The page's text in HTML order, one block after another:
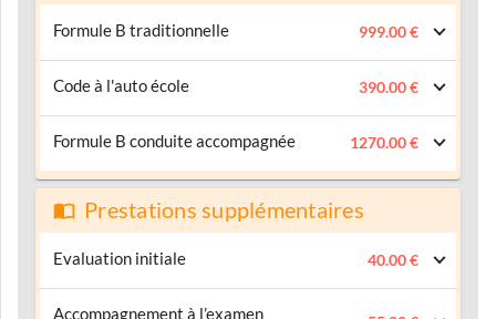
Formule B traditionnelle 999.00 €
Code à l'auto école 390.00 €
Formule B conduite accompagnée 1270.00 €
Prestations supplémentaires
Evaluation initiale 40.00 €
Accompagnement à l’examen